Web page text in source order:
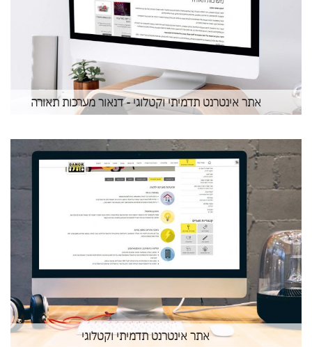
אתר אינטרנט תדמיתי וקטלוגי - דנאור מערכות תאורה
אתר אינטרנט תדמיתי וקטלוגי